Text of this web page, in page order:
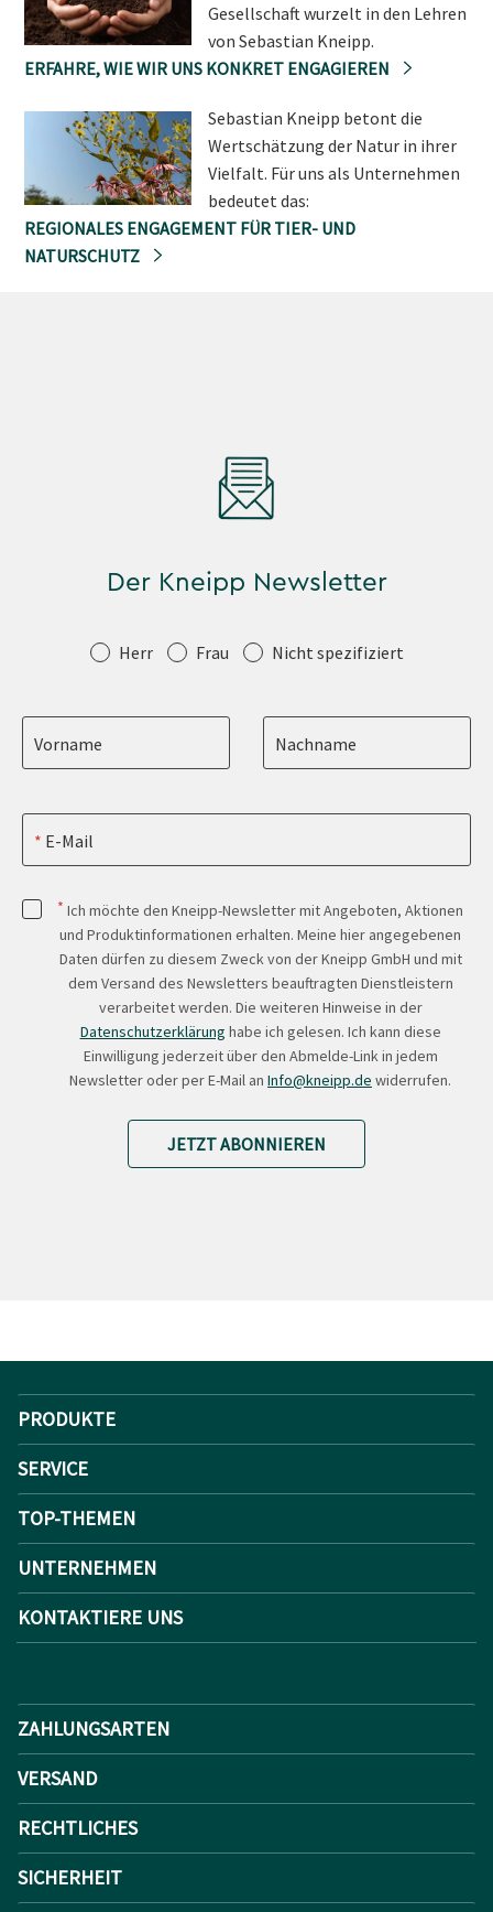
Gesellschaft wurzelt in den Lehren
von Sebastian Kneipp.
ERFAHRE, WIE WIR UNS KONKRET ENGAGIEREN
Sebastian Kneipp betont die
Wertschätzung der Natur in ihrer
Vielfalt. Für uns als Unternehmen
bedeutet das:
REGIONALES ENGAGEMENT FÜR TIER- UND
NATURSCHUTZ
Der Kneipp Newsletter
Anrede Herr Frau Nicht spezifiziert
Vorname Nachname
E-Mail
* Ich möchte den Kneipp-Newsletter mit Angeboten, Aktionen
und Produktinformationen erhalten. Meine hier angegebenen
Daten dürfen zu diesem Zweck von der Kneipp GmbH und mit
dem Versand des Newsletters beauftragten Dienstleistern
verarbeitet werden. Die weiteren Hinweise in der
Datenschutzerklärung habe ich gelesen. Ich kann diese
Einwilligung jederzeit über den Abmelde-Link in jedem
Newsletter oder per E-Mail an Info@kneipp.de widerrufen.
JETZT ABONNIEREN
PRODUKTE
SERVICE
TOP-THEMEN
UNTERNEHMEN
KONTAKTIERE UNS
ZAHLUNGSARTEN
VERSAND
RECHTLICHES
SICHERHEIT